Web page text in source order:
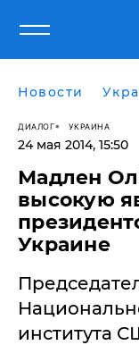
Новости
ДИАЛОГ УКРАИНА
24 мая 2014, 15:50
Мадлен
высокую
Украине
института